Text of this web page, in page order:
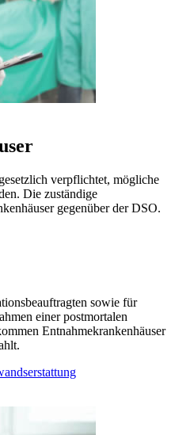
verpflichtet, mögliche
Die zuständige
gegenüber der DSO.
sowie für
einer postmortalen
Entnahmekrankenhäuser